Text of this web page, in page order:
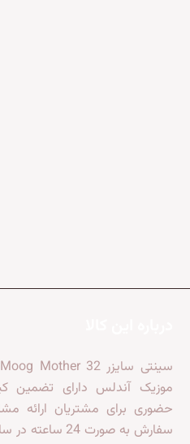
موزیک آندلس دارای تضمین
حضوری برای مشتریان ارائه
سفارش به صورت